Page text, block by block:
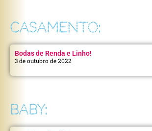
CASAMENTO:
Bodas de Renda e Linho!
3 de outubro de 2022
BABY: